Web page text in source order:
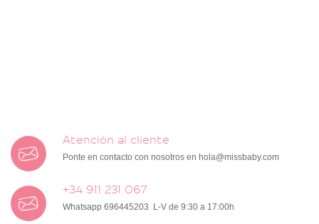
Atención al cliente
Ponte en contacto con nosotros en hola@missbaby.com
+34 911 231 067
Whatsapp 696445203 L-V de 9:30 a 17:00h